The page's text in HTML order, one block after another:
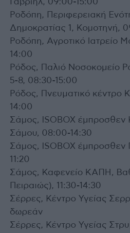
Ροδόπη, Περιφερειακή
Δημοκρατίας 1, Κομοτηνή,
Ροδόπη, Αγροτικό Ιατρείο
14:00
Ρόδος, Παλιό Νοσοκομείο
5-8, 08:30-15:00
Ρόδος, Πνευματικό κέντρο
14:00
Σάμος, ISOBOX
Σάμου, 08:00-14:30
Σάμος, ISOBOX
11:20
Σάμος, Καφενείο ΚΑΠΗ,
Πειραιώς), 11:30-14:30
Σέρρες, Κέντρο Υγείας
δωρεάν
Σέρρες, Κέντρο Υγείας